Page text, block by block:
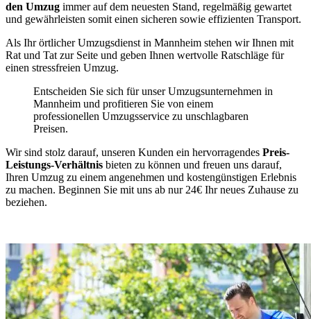
den Umzug immer auf dem neuesten Stand, regelmäßig gewartet
und gewährleisten somit einen sicheren sowie effizienten Transport.
Als Ihr örtlicher Umzugsdienst in Mannheim stehen wir Ihnen mit
Rat und Tat zur Seite und geben Ihnen wertvolle Ratschläge für
einen stressfreien Umzug.
Entscheiden Sie sich für unser Umzugsunternehmen in
Mannheim und profitieren Sie von einem
professionellen Umzugsservice zu unschlagbaren
Preisen.
Wir sind stolz darauf, unseren Kunden ein hervorragendes Preis-
Leistungs-Verhältnis bieten zu können und freuen uns darauf,
Ihren Umzug zu einem angenehmen und kostengünstigen Erlebnis
zu machen. Beginnen Sie mit uns ab nur 24€ Ihr neues Zuhause zu
beziehen.